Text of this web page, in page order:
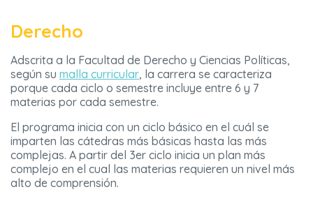
Derecho
Adscrita a la Facultad de Derecho y Ciencias Políticas,
según su malla curricular, la carrera se caracteriza
porque cada ciclo o semestre incluye entre 6 y 7
materias por cada semestre.
El programa inicia con un ciclo básico en el cuál se
imparten las cátedras más básicas hasta las más
complejas. A partir del 3er ciclo inicia un plan más
complejo en el cual las materias requieren un nivel más
alto de comprensión.